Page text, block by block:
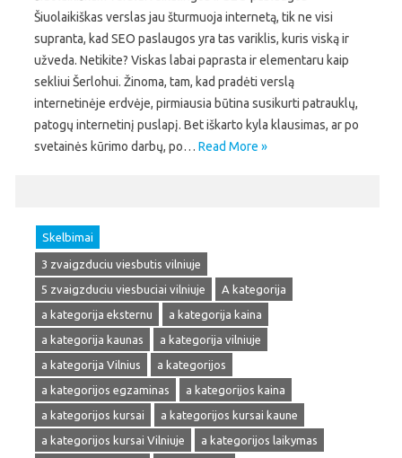
Šiuolaikiškas verslas jau šturmuoja internetą, tik ne visi
supranta, kad SEO paslaugos yra tas variklis, kuris viską ir
užveda. Netikite? Viskas labai paprasta ir elementaru kaip
sekliui Šerlohui. Žinoma, tam, kad pradėti verslą
internetinėje erdvėje, pirmiausia būtina susikurti patrauklų,
patogų internetinį puslapį. Bet iškarto kyla klausimas, ar po
svetainės kūrimo darbų, po… Read More »
Skelbimai
3 zvaigzduciu viesbutis vilniuje
5 zvaigzduciu viesbuciai vilniuje
A kategorija
a kategorija eksternu
a kategorija kaina
a kategorija kaunas
a kategorija vilniuje
a kategorija Vilnius
a kategorijos
a kategorijos egzaminas
a kategorijos kaina
a kategorijos kursai
a kategorijos kursai kaune
a kategorijos kursai Vilniuje
a kategorijos laikymas